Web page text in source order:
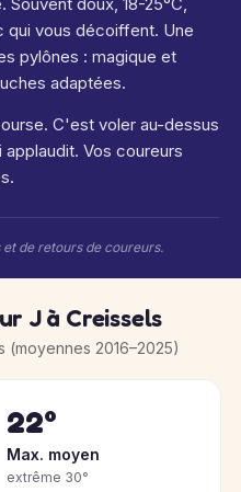
qui vous décoiffent. Une
pylônes : magique et
adaptées.
C'est voler au-dessus
applaudit. Vos coureurs
de retours de coureurs.
J à Creissels
2016–2025)
22°
Max. moyen
extrême 30°